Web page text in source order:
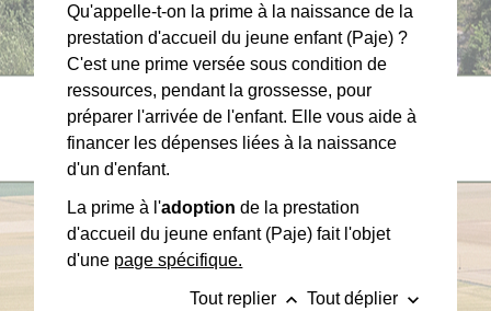
Qu'appelle-t-on la prime à la naissance de la
prestation d'accueil du jeune enfant (Paje) ?
C'est une prime versée sous condition de
ressources, pendant la grossesse, pour
préparer l'arrivée de l'enfant. Elle vous aide à
financer les dépenses liées à la naissance
d'un d'enfant.
La prime à l'adoption de la prestation
d'accueil du jeune enfant (Paje) fait l'objet
d'une page spécifique.
Tout replier keyboard_arrow_up Tout déplier keyboard_arrow_down